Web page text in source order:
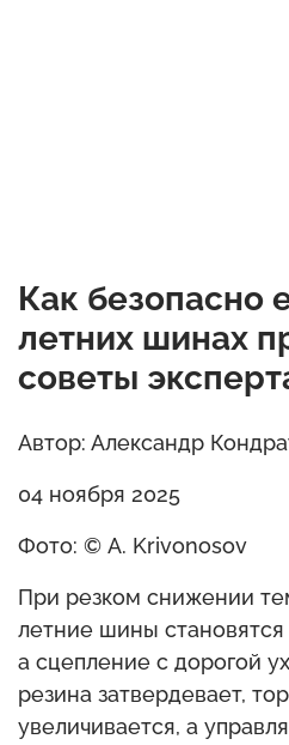
Как безопасно
летних шинах
советы
Автор: Александр
04 ноября 2025
Фото: © A. Krivonosov
При резком снижении
летние шины
а сцепление с дорогой
резина затвердевает,
увеличивается, а